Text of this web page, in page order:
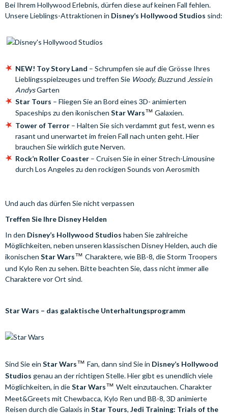
Bei Ihrem Hollywood Erlebnis, dürfen diese auf keinen Fall fehlen.
Unsere Lieblings-Attraktionen in Disney’s Hollywood Studios sind:
NEW! Toy Story Land – Schrumpfen sie auf die Grösse Ihres
Lieblingsspielzeuges und treffen Sie Woody, Buzzund Jessiein
AndysGarten
Star Tours – Fliegen Sie an Bord eines 3D- animierten
Spaceships zu den ikonischen Star Wars™ Galaxien.
Tower of Terror – Halten Sie sich verdammt gut fest, wenn es
rasant und unerwartet im freien Fall nach unten geht. Hier
brauchen Sie wirklich gute Nerven.
Rock’n Roller Coaster – Cruisen Sie in einer Strech-Limousine
durch Los Angeles zu den rockigen Sounds von Aerosmith
Und auch das dürfen Sie nicht verpassen
Treffen Sie Ihre Disney Helden
In den Disney’s Hollywood Studios haben Sie zahlreiche
Möglichkeiten, neben unseren klassischen Disney Helden, auch die
ikonischen Star Wars™ Charaktere, wie BB-8, die Storm Troopers
und Kylo Ren zu sehen. Bitte beachten Sie, dass nicht immer alle
Charaktere vor Ort sind.
Star Wars – das galaktische Unterhaltungsprogramm
Sind Sie ein Star Wars™ Fan, dann sind Sie in Disney’s Hollywood
Studios genau an der richtigen Stelle. Hier gibt es unendlich viele
Möglichkeiten, in dieStar Wars™ Welt einzutauchen. Charakter
Meet&Greets mit Chewbacca, Kylo Ren und BB-8, 3D animierte
Reisen durch die Galaxis in Star Tours, Jedi Training: Trials of the